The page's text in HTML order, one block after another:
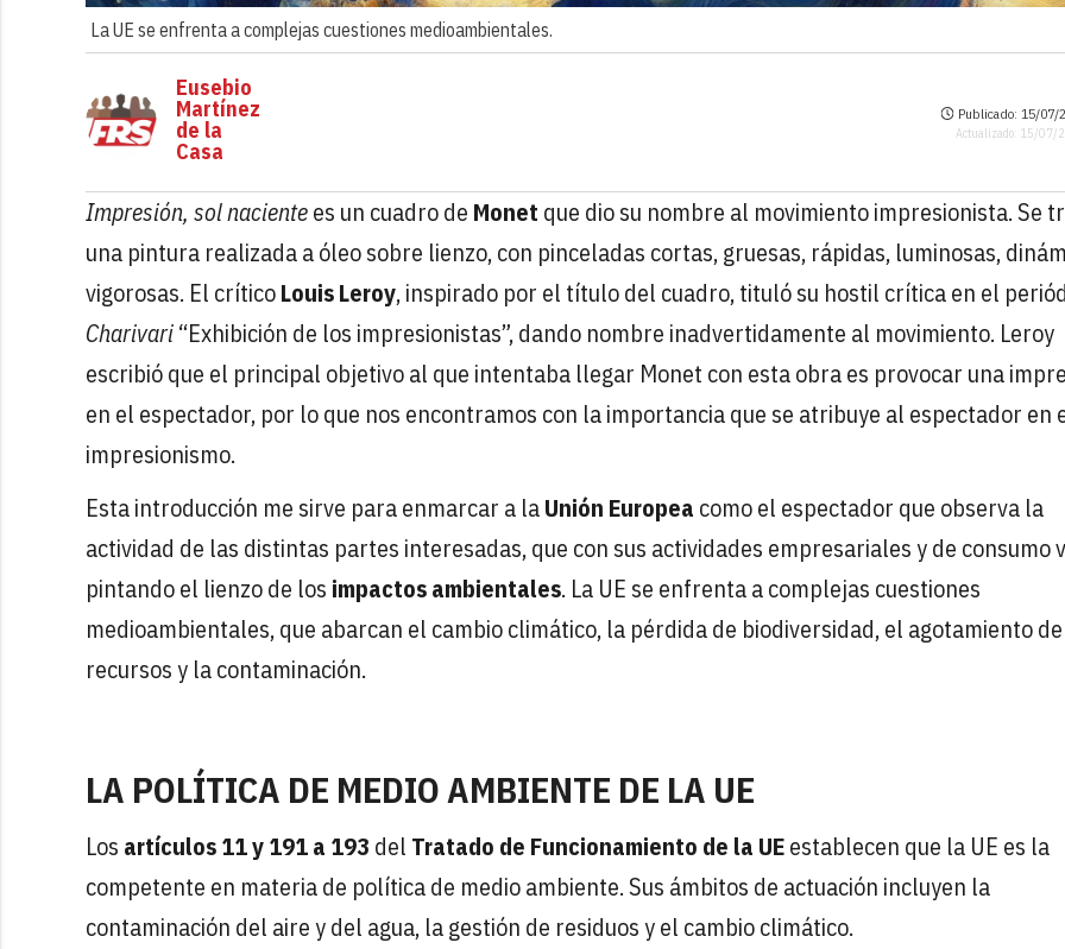
La UE se enfrenta a complejas cuestiones medioambientales.
Eusebio
Martínez
de la
Casa
Publicado: 15/07/
Actualizado: 15/07/
Impresión, sol nacientees un cuadro de Monet que dio su nombre al movimiento impresionista. Se
una pintura realizada a óleo sobre lienzo, con pinceladas cortas, gruesas, rápidas, luminosas,
vigorosas. El críticoLouis Leroy, inspirado por el título del cuadro, tituló su hostil crítica en el
Charivari“Exhibición de los impresionistas”, dando nombre inadvertidamente al movimiento. Leroy
escribió que el principal objetivo al que intentaba llegar Monet con esta obra es provocar una
en el espectador, por lo que nos encontramos con la importancia que se atribuye al espectador en
impresionismo.
Esta introducción me sirve para enmarcar a laUnión Europea como el espectador que observa la
actividad de las distintas partes interesadas, que con sus actividades empresariales y de consumo
pintando el lienzo de los impactos ambientales. La UE se enfrenta a complejas cuestiones
medioambientales, que abarcan el cambio climático, la pérdida de biodiversidad, el agotamiento
recursos y la contaminación.
LA POLÍTICA DE MEDIO AMBIENTE DE LA UE
Los artículos 11 y 191 a 193 del Tratado de Funcionamiento de la UEestablecen que la UE es la
competente en materia de política de medio ambiente. Sus ámbitos de actuación incluyen la
contaminación del aire y del agua, la gestión de residuos y el cambio climático.